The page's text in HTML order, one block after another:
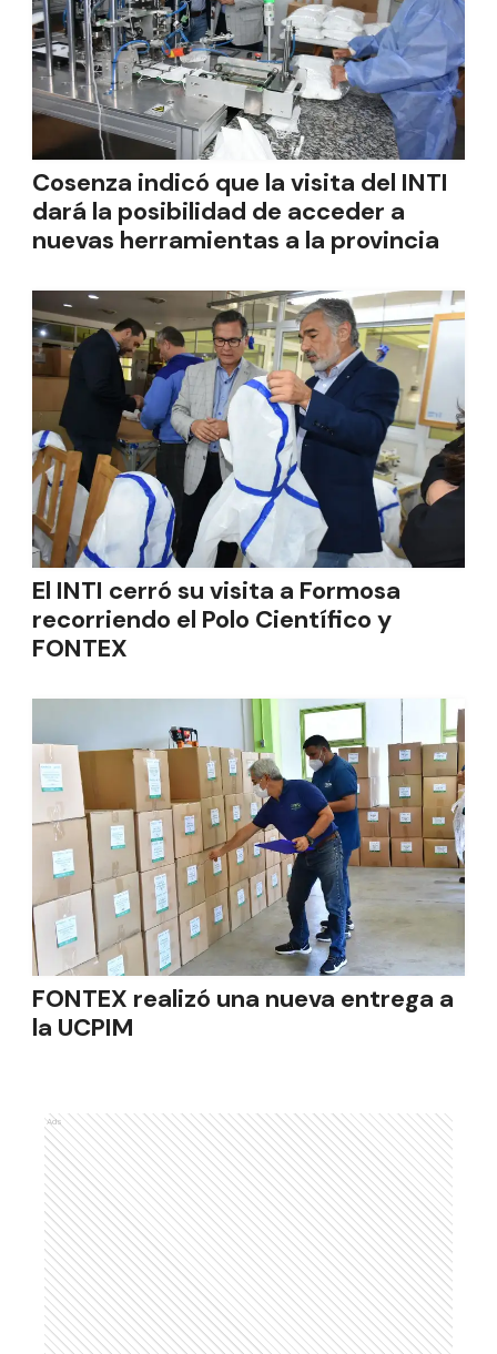
Cosenza indicó que la visita del INTI
dará la posibilidad de acceder a
nuevas herramientas a la provincia
El INTI cerró su visita a Formosa
recorriendo el Polo Científico y
FONTEX
FONTEX realizó una nueva entrega a
la UCPIM
Ads